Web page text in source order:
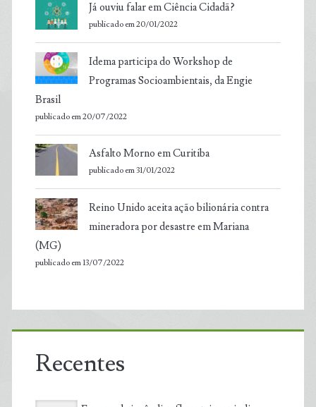
Já ouviu falar em Ciência Cidadã?
publicado em 20/01/2022
Idema participa do Workshop de
Programas Socioambientais, da Engie
Brasil
publicado em 20/07/2022
Asfalto Morno em Curitiba
publicado em 31/01/2022
Reino Unido aceita ação bilionária contra
mineradora por desastre em Mariana
(MG)
publicado em 13/07/2022
Recentes